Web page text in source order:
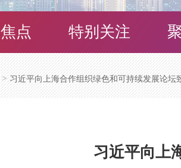
焦点 特别关注
> 习近平向上海合作组织绿色和可持续发展论坛
习近平向上